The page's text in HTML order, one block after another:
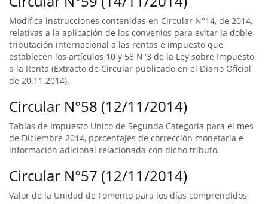
Modifica instrucciones contenidas en Circular N°14, de 2014,
relativas a la aplicación de los convenios para evitar la doble
tributación internacional a las rentas e impuesto que
establecen los artículos 10 y 58 N°3 de la Ley sobre Impuesto
a la Renta (Extracto de Circular publicado en el Diario Oficial
de 20.11.2014).
Circular N°58 (12/11/2014)
Tablas de Impuesto Unico de Segunda Categoría para el mes
de Diciembre 2014, porcentajes de corrección monetaria e
información adicional relacionada con dicho tributo.
Circular N°57 (12/11/2014)
Valor de la Unidad de Fomento para los días comprendidos